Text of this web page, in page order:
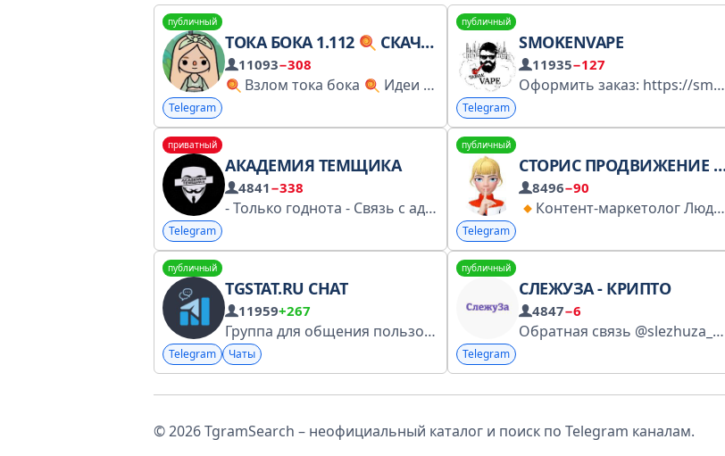
публичный
ТОКА БОКА 1.112 СКАЧАТЬ
11093−308
Взлом тока бока Идеи для комнат Идеи для персонажей
Telegram
публичный
SMOKENVAPE
11935−127
Оформить заказ: https://smokenvape-internet-magazin.ru Наш чат: https://t.me/smokenvape_chat Менеджеры: @Smokenvape_order_bot Наш сайт: https://smokenvape.pw
Telegram
приватный
АКАДЕМИЯ ТЕМЩИКА
4841−338
- Только годнота - Связь с админом: @Smurfs_papa - Ссылка для друга: @Akademiya_Temschika - Все наши проекты: @Smurf_projects - Всё только в ознакомительных целях, ни к чему не призываем. Контент – в развлекательных, информативных целях
Telegram
публичный
СТОРИС ПРОДВИЖЕНИЕ РЕКЛАМА
8496−90
Контент-маркетолог Людмила Меньшикова
Telegram
публичный
TGSTAT.RU CHAT
11959+267
Группа для общения пользователей сервиса TGStat.ru и просто активных пользователей Telegram. Наш канал: @TGStat Бот статистики: @TGStat_Bot
Telegram Чаты
публичный
СЛЕЖУЗА - КРИПТО
4847−6
Обратная связь @slezhuza_bot
Telegram
© 2026 TgramSearch – неофициальный каталог и поиск по Telegram каналам.